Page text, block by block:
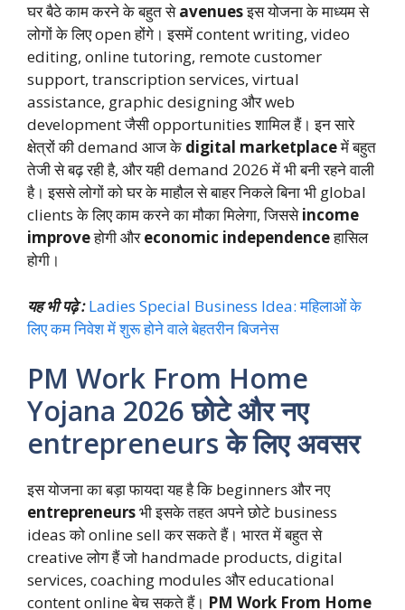
घर बैठे काम करने के बहुत सेavenuesइस योजना के माध्यम से
लोगों के लिए open होंगे। इसमें content writing, video
editing, online tutoring, remote customer
support, transcription services, virtual
assistance, graphic designing और web
development जैसी opportunities शामिल हैं। इन सारे
क्षेत्रों की demand आज के digital marketplaceमें बहुत
तेजी से बढ़ रही है, और यही demand 2026 में भी बनी रहने वाली
है। इससे लोगों को घर के माहौल से बाहर निकले बिना भी global
clients के लिए काम करने का मौका मिलेगा, जिससेincome
improveहोगी औरeconomic independenceहासिल
होगी।
यह भी पढ़े : Ladies Special Business Idea: महिलाओं के
लिए कम निवेश में शुरू होने वाले बेहतरीन बिजनेस
PM Work From Home
Yojana 2026 छोटे और नए
entrepreneurs के लिए अवसर
इस योजना का बड़ा फायदा यह है कि beginners और नए
entrepreneursभी इसके तहत अपने छोटे business
ideas को online sell कर सकते हैं। भारत में बहुत से
creative लोग हैं जो handmade products, digital
services, coaching modules और educational
content online बेच सकते हैं। PM Work From Home